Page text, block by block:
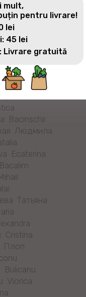
de
Bacinschii
Людмила
Ecaterina
Татьяна
Cristina
Плоп
Bulicanu
Viorica
mult,
pentru livrare!
lei
45 lei
Livrare gratuită